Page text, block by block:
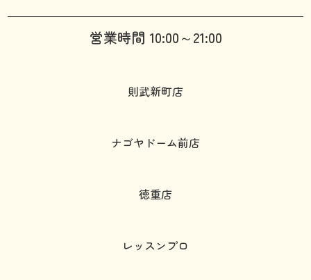
営業時間 10:00～21:00
則武新町店
ナゴヤドーム前店
徳重店
レッスンプロ